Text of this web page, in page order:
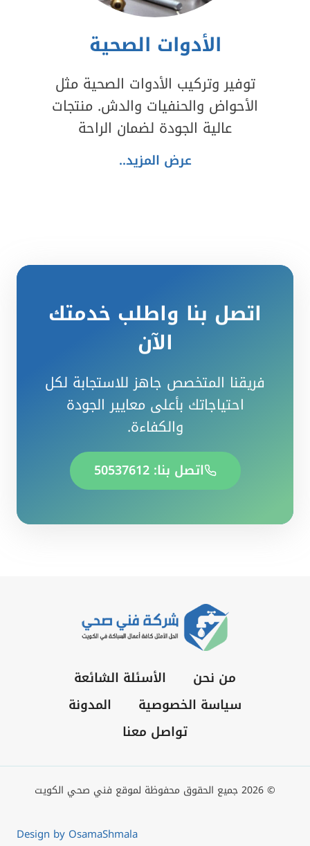
الأدوات الصحية
توفير وتركيب الأدوات الصحية مثل
الأحواض والحنفيات والدش. منتجات
عالية الجودة لضمان الراحة
عرض المزيد..
اتصل بنا واطلب خدمتك
الآن
فريقنا المتخصص جاهز للاستجابة لكل
احتياجاتك بأعلى معايير الجودة
والكفاءة.
اتصل بنا: 50537612
من نحن
الأسئلة الشائعة
سياسة الخصوصية
المدونة
تواصل معنا
© 2026 جميع الحقوق محفوظة لموقع فني صحي الكويت
Design by OsamaShmala